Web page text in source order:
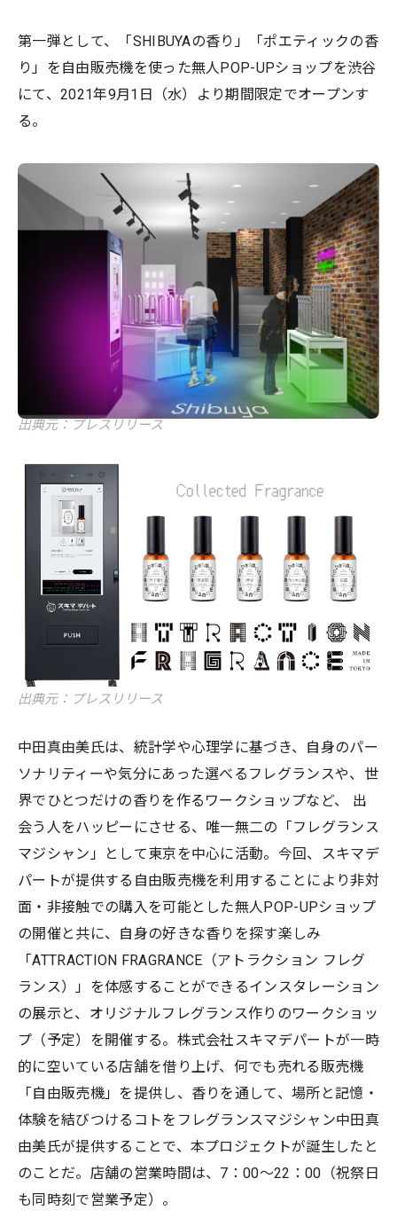
第一弾として、「SHIBUYAの香り」「ポエティックの香
り」を自由販売機を使った無人POP-UPショップを渋谷
にて、2021年9月1日（水）より期間限定でオープンす
る。
出典元：プレスリリース
出典元：プレスリリース
中田真由美氏は、統計学や心理学に基づき、自身のパー
ソナリティーや気分にあった選べるフレグランスや、世
界でひとつだけの香りを作るワークショップなど、 出
会う人をハッピーにさせる、唯一無二の「フレグランス
マジシャン」として東京を中心に活動。今回、スキマデ
パートが提供する自由販売機を利用することにより非対
面・非接触での購入を可能とした無人POP-UPショップ
の開催と共に、自身の好きな香りを探す楽しみ
「ATTRACTION FRAGRANCE（アトラクション フレグ
ランス）」を体感することができるインスタレーション
の展示と、オリジナルフレグランス作りのワークショッ
プ（予定）を開催する。株式会社スキマデパートが一時
的に空いている店舗を借り上げ、何でも売れる販売機
「自由販売機」を提供し、香りを通して、場所と記憶・
体験を結びつけるコトをフレグランスマジシャン中田真
由美氏が提供することで、本プロジェクトが誕生したと
のことだ。店舗の営業時間は、7：00〜22：00（祝祭日
も同時刻で営業予定）。